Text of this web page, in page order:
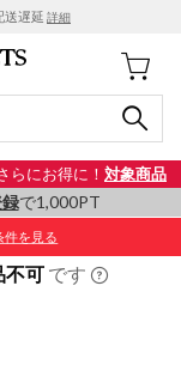
送遅延 詳細
らにお得に！ 対象商品
で1,000PT
件を見る
不可 です